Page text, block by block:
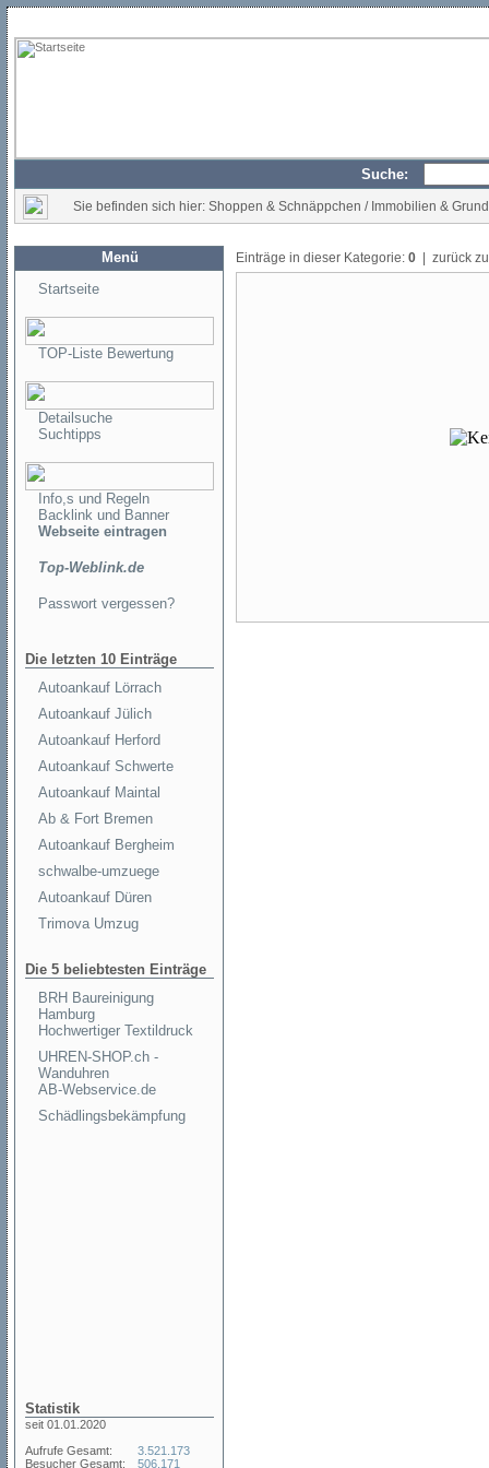
Suche:
Sie befinden sich hier: Shoppen & Schnäppchen / Immobilien &
Menü
Startseite
TOP-Liste Bewertung
Detailsuche
Suchtipps
Info,s und Regeln
Backlink und Banner
Webseite eintragen
Top-Weblink.de
Passwort vergessen?
Die letzten 10 Einträge
Autoankauf Lörrach
Autoankauf Jülich
Autoankauf Herford
Autoankauf Schwerte
Autoankauf Maintal
Ab & Fort Bremen
Autoankauf Bergheim
schwalbe-umzuege
Autoankauf Düren
Trimova Umzug
Die 5 beliebtesten Einträge
BRH Baureinigung
Hamburg
Hochwertiger Textildruck
UHREN-SHOP.ch -
Wanduhren
AB-Webservice.de
Schädlingsbekämpfung
Statistik
seit 01.01.2020
Aufrufe Gesamt:
Besucher Gesamt:
3.521.173
506.171
Einträge in dieser Kategorie: 0 | zurück